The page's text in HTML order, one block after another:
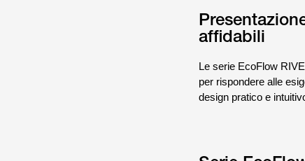
affidabili
Le serie EcoFlow
per rispondere alle
design pratico e